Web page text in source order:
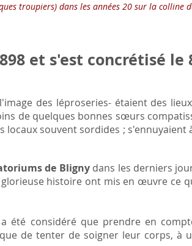
troupiers) dans les années 20 sur la colline
et s'est concrétisé le
des léproseries- étaient des
de quelques bonnes sœurs
locaux souvent sordides ;
de Blignydans les derniers
glorieuse histoire ont mis en œuvre ce
été considéré que prendre en
de tenter de soigner leur corps, à